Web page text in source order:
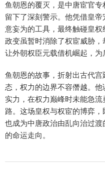
鱼朝恩的覆灭，是中唐宦官
留下了深刻警示。他凭借皇
意妄为的工具，最终触碰皇
政变虽暂时消除了权宦威胁
让外朝权臣元载借机崛起，为
鱼朝恩的故事，折射出古代
态，权力的边界不容僭越。
实力，在权力巅峰时未能急
路。这场皇权与权宦的博弈，
也成为中唐政治由乱向治过
的命运走向。